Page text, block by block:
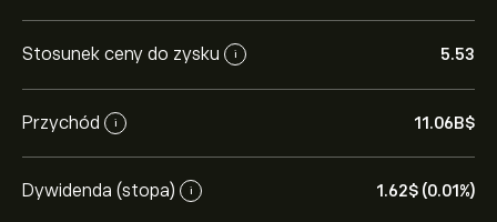
Stosunek ceny do zysku i 5.53
Przychód i 11.06B‎$‎
Dywidenda (stopa) i 1.62‎$‎ (0.01%)